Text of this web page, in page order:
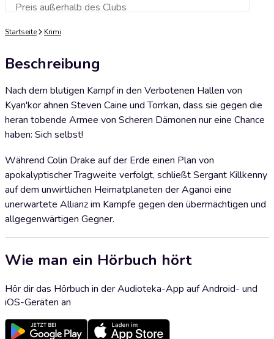
Preis außerhalb des ClubsZum Warenkorb hinzufügen
Startseite Krimi
Beschreibung
Nach dem blutigen Kampf in den Verbotenen Hallen von
Kyan'kor ahnen Steven Caine und Torrkan, dass sie gegen die
heran tobende Armee von Scheren Dämonen nur eine Chance
haben: Sich selbst!
Während Colin Drake auf der Erde einen Plan von
apokalyptischer Tragweite verfolgt, schließt Sergant Killkenny
auf dem unwirtlichen Heimatplaneten der Aganoi eine
unerwartete Allianz im Kampfe gegen den übermächtigen und
allgegenwärtigen Gegner.
Wie man ein Hörbuch hört
Hör dir das Hörbuch in der Audioteka-App auf Android- und
iOS-Geräten an